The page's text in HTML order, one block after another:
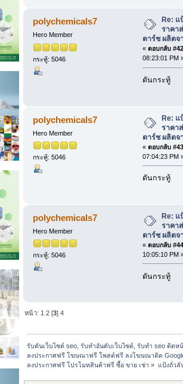
polychemicals7
Hero Member
กระทู้: 5046
Re: แ
ราคา
ตาร์ช ผลิตจ
« ตอบกลับ
08:23:01 PM
ดันกระทู้
polychemicals7
Hero Member
กระทู้: 5046
Re: แ
ราคา
ตาร์ช ผลิตจ
« ตอบกลับ
07:04:23 PM
ดันกระทู้
polychemicals7
Hero Member
กระทู้: 5046
Re: แ
ราคา
ตาร์ช ผลิตจ
« ตอบกลับ
10:05:10 PM
ดันกระทู้
หน้า: 1 2 [3]4
รับดันเว็บไซต์ seo, รับทำอันดับเว็บไซต์, รับทำ seo ติดห
ลงประกาศฟรี โฆษณาฟรี โพสต์ฟรี ลงโฆษณาติด
ลงประกาศฟรี โปรโมทสินค้าฟรี ซื้อ ขาย เช่า » แป้งถั่วลั